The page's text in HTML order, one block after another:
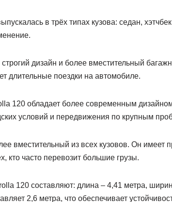
в трёх типах кузова: седан,
дизайн и более вместительный
длительные поездки на автомобиле.
120 обладает более современным
условий и передвижения по крупным
вместительный из всех кузовов. Он имеет
кто часто перевозит большие грузы.
120 составляют: длина – 4,41 метра,
2,6 метра, что обеспечивает